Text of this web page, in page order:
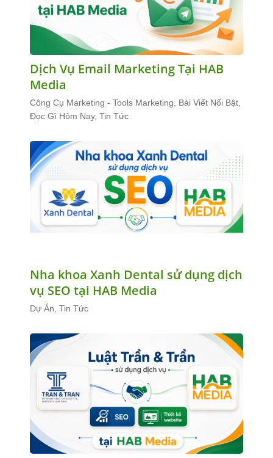
Dịch Vụ Email Marketing Tại HAB
Media
Công Cụ Marketing - Tools Marketing, Bài Viết Nổi Bật,
Đọc Gì Hôm Nay, Tin Tức
Nha khoa Xanh Dental sử dụng dịch
vụ SEO tại HAB Media
Dự Án, Tin Tức